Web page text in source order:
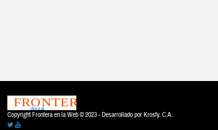
Copyright Frontera en la Web © 2023 - Desarrollado por Krosfy. C.A.